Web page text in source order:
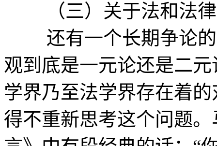
（三）关于法和法律
还有一个长期争论的
观到底是一元论还是二
学界乃至法学界存在着
得不重新思考这个问题